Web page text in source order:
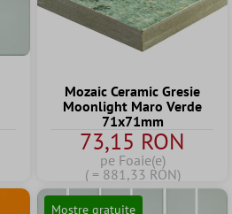
Mozaic Ceramic Gresie
Moonlight Maro Verde
71x71mm
73,15 RON
pe Foaie(e)
( = 881,33 RON)
Mostre gratuite